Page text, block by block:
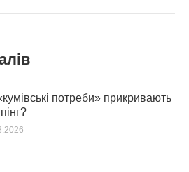
потреби» прикривають